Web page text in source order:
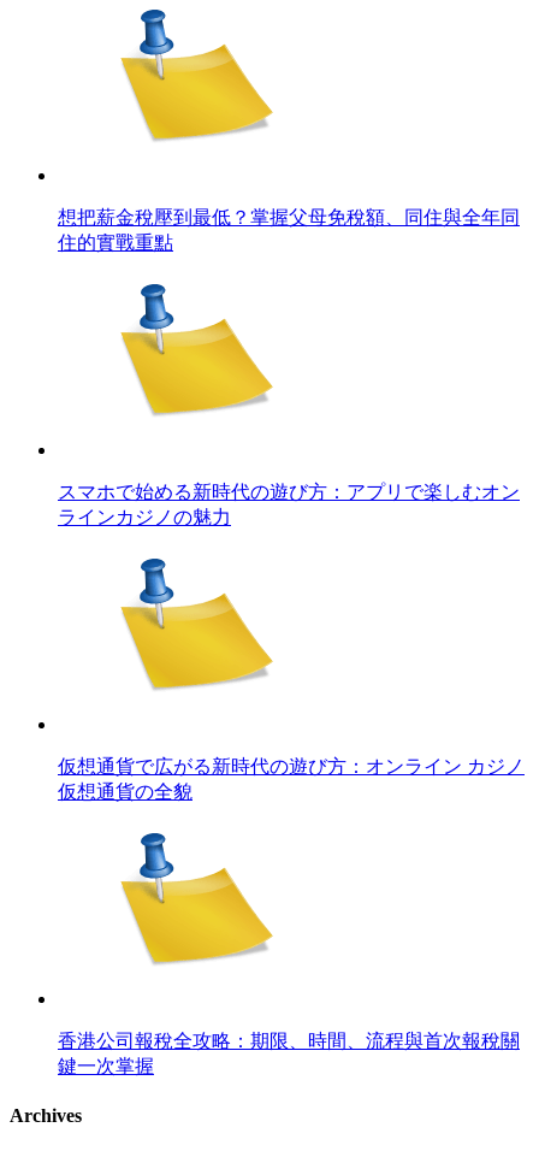
想把薪金稅壓到最低？掌握父母免稅額、同住與全年同
住的實戰重點
スマホで始める新時代の遊び方：アプリで楽しむオン
ラインカジノの魅力
仮想通貨で広がる新時代の遊び方：オンライン カジノ
仮想通貨の全貌
香港公司報稅全攻略：期限、時間、流程與首次報稅關
鍵一次掌握
Archives